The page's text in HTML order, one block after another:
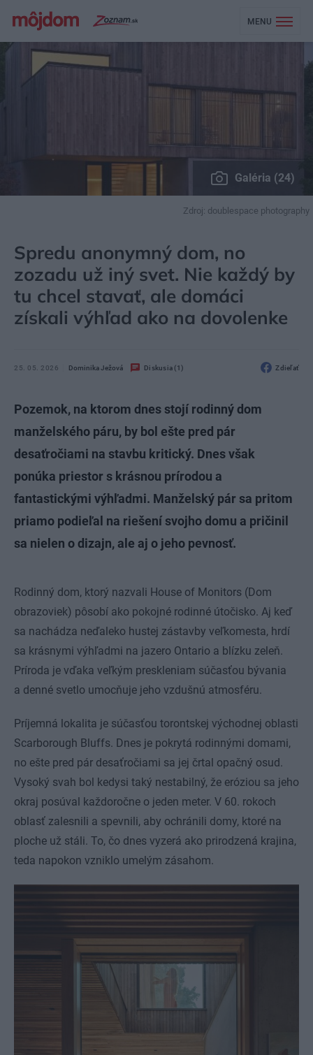
MENU
Galéria (24)
Zdroj: doublespace photography
Spredu anonymný dom, no
zozadu už iný svet. Nie každý by
tu chcel stavať, ale domáci
získali výhľad ako na dovolenke
25. 05. 2026 Dominika Ježová Diskusia (1) Zdieľať
Pozemok, na ktorom dnes stojí rodinný dom
manželského páru, by bol ešte pred pár
desaťročiami na stavbu kritický. Dnes však
ponúka priestor s krásnou prírodou a
fantastickými výhľadmi. Manželský pár sa pritom
priamo podieľal na riešení svojho domu a pričinil
sa nielen o dizajn, ale aj o jeho pevnosť.
Rodinný dom, ktorý nazvali House of Monitors (Dom
obrazoviek) pôsobí ako pokojné rodinné útočisko. Aj keď
sa nachádza neďaleko hustej zástavby veľkomesta, hrdí
sa krásnymi výhľadmi na jazero Ontario a blízku zeleň.
Príroda je vďaka veľkým preskleniam súčasťou bývania
a denné svetlo umocňuje jeho vzdušnú atmosféru.
Príjemná lokalita je súčasťou torontskej východnej oblasti
Scarborough Bluffs. Dnes je pokrytá rodinnými domami,
no ešte pred pár desaťročiami sa jej črtal opačný osud.
Vysoký svah bol kedysi taký nestabilný, že eróziou sa jeho
okraj posúval každoročne o jeden meter. V 60. rokoch
oblasť zalesnili a spevnili, aby ochránili domy, ktoré na
ploche už stáli. To, čo dnes vyzerá ako prirodzená krajina,
teda napokon vzniklo umelým zásahom.